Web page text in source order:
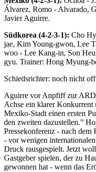
Álvarez, Romo - Alvarado,
Javier Aguirre.
Südkorea (4-2-3-1): Cho
jae, Kim Young-gwon, Lee
woo - Lee Kang-in, Son
gyu. Trainer: Hong Myung-
Schiedsrichter: noch nicht
Aguirre vor Anpfiff zur
Achse ein klarer Konkurrent
Mexiko-Stadt einen ersten
den zweiten dazustellen.”
Pressekonferenz - nach
- vor wenigen
Druck rausgespielt. Jetzt
Gastgeber spielen, der zu
gewonnen hat - wenn das